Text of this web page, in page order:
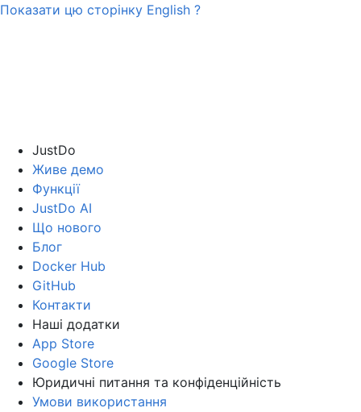
Показати цю сторінку English ?
JustDo
Живе демо
Функції
JustDo AI
Що нового
Блог
Docker Hub
GitHub
Контакти
Наші додатки
App Store
Google Store
Юридичні питання та конфіденційність
Умови використання